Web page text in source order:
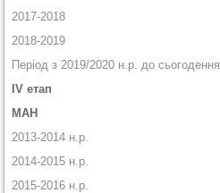
2017-2018
2018-2019
Період з 2019/2020 н.р. до сьогодення
ІV етап
МАН
2013-2014 н.р.
2014-2015 н.р.
2015-2016 н.р.